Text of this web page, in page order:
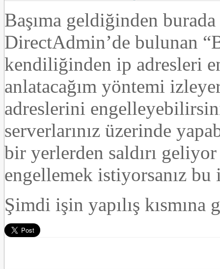
Başıma geldiğinden
DirectAdmin’de bulunan
kendiliğinden ip adresleri
anlatacağım yöntemi
adreslerini
serverlarınız üzerinde
bir yerlerden saldırı
engellemek istiyorsanız
Şimdi işin yapılış kısmına